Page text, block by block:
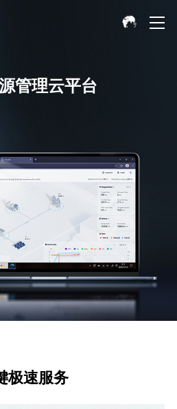
管理云平台
极速服务